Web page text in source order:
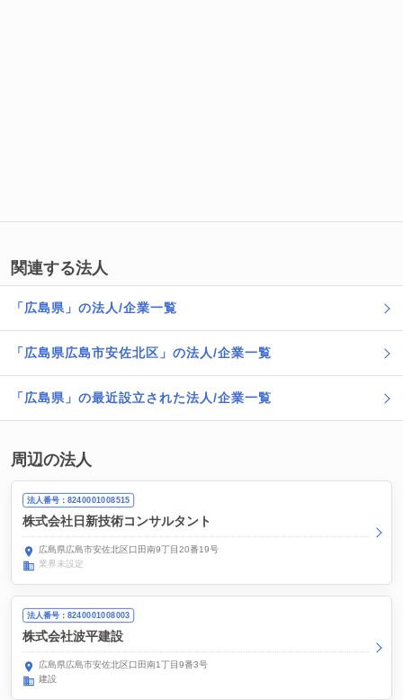
関連する法人
「広島県」の法人/企業一覧
「広島県広島市安佐北区」の法人/企業一覧
「広島県」の最近設立された法人/企業一覧
周辺の法人
法人番号：8240001008515
株式会社日新技術コンサルタント
広島県広島市安佐北区口田南9丁目20番19号
業界未設定
法人番号：8240001008003
株式会社波平建設
広島県広島市安佐北区口田南1丁目9番3号
建設